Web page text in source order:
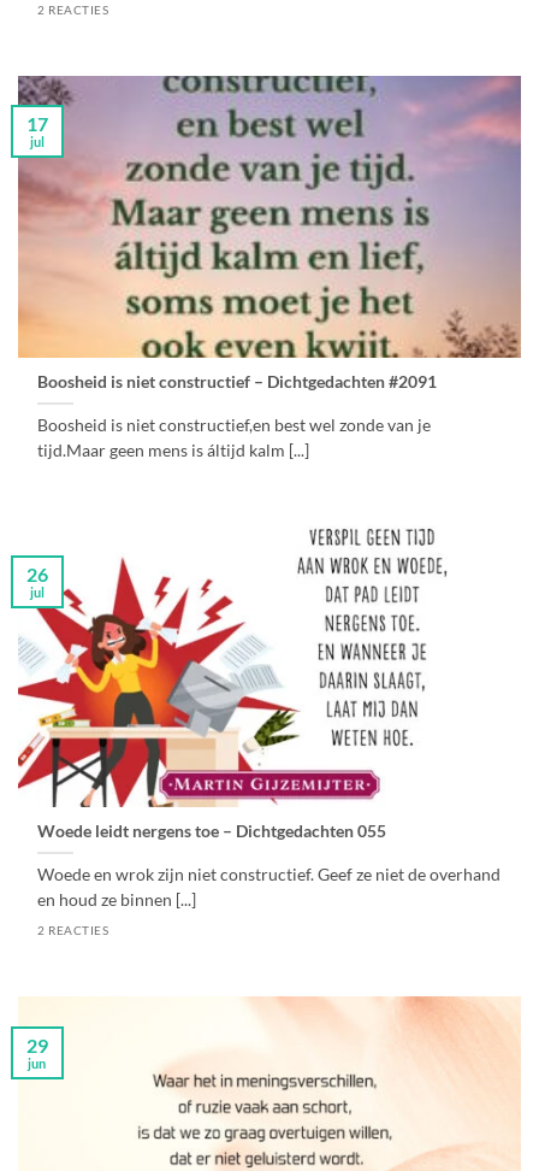
2 REACTIES
Boosheid is niet constructief – Dichtgedachten #2091
Boosheid is niet constructief,en best wel zonde van je
tijd.Maar geen mens is áltijd kalm [...]
17
jul
Woede leidt nergens toe – Dichtgedachten 055
Woede en wrok zijn niet constructief. Geef ze niet de overhand
en houd ze binnen [...]
2 REACTIES
26
jul
29
jun